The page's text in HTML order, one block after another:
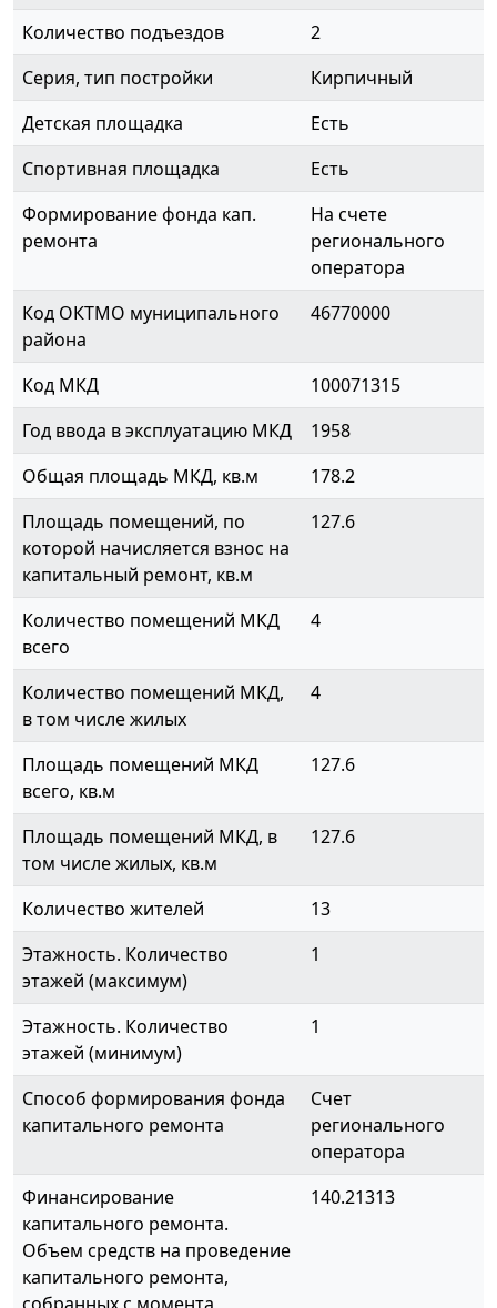
Количество подъездов
2
Серия, тип постройки
Кирпичный
Детская площадка
Есть
Спортивная площадка
Есть
Формирование фонда кап.
ремонта
На счете
регионального
оператора
Код ОКТМО муниципального
района
46770000
Код МКД
100071315
Год ввода в эксплуатацию МКД
1958
Общая площадь МКД, кв.м
178.2
Площадь помещений, по
которой начисляется взнос на
капитальный ремонт, кв.м
127.6
Количество помещений МКД
всего
4
Количество помещений МКД,
в том числе жилых
4
Площадь помещений МКД
всего, кв.м
127.6
Площадь помещений МКД, в
том числе жилых, кв.м
127.6
Количество жителей
13
Этажность. Количество
этажей (максимум)
1
Этажность. Количество
этажей (минимум)
1
Способ формирования фонда
капитального ремонта
Счет
регионального
оператора
Финансирование
капитального ремонта.
Объем средств на проведение
капитального ремонта,
140.21313